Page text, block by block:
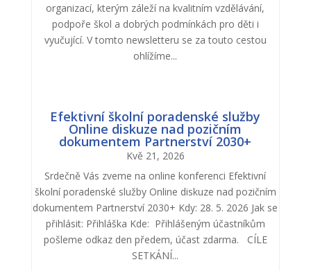
organizací, kterým záleží na kvalitním vzdělávání,
podpoře škol a dobrých podmínkách pro děti i
vyučující. V tomto newsletteru se za touto cestou
ohlížíme...
Efektivní školní poradenské služby
Online diskuze nad pozičním
dokumentem Partnerství 2030+
Kvě 21, 2026
Srdečně Vás zveme na online konferenci Efektivní
školní poradenské služby Online diskuze nad pozičním
dokumentem Partnerství 2030+ Kdy: 28. 5. 2026 Jak se
přihlásit: Přihláška Kde: Přihlášeným účastníkům
pošleme odkaz den předem, účast zdarma. CÍLE
SETKÁNÍ...